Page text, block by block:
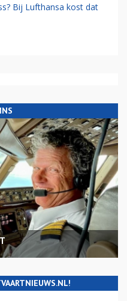
Bij Lufthansa kost dat